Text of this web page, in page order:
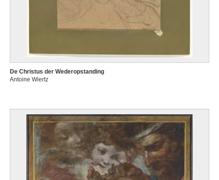
De Christus der Wederopstanding
Antoine Wiertz